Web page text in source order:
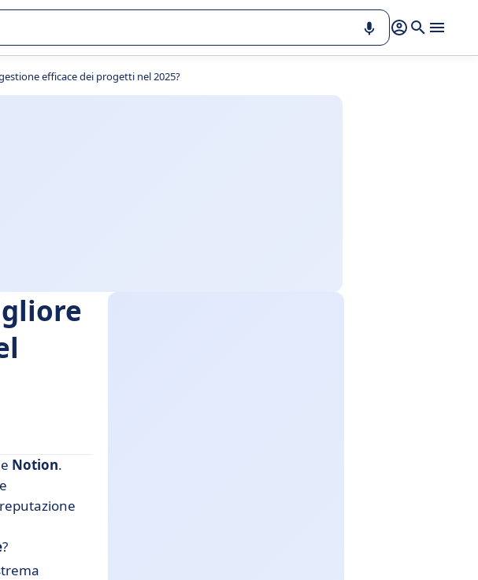
azienda.
efficace dei progetti nel 2025?
e Notion.
?